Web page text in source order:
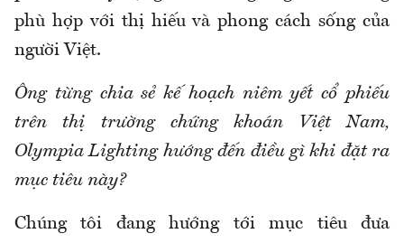
phù hợp với thị hiếu và phong cách sống của
người Việt.
Ông từng chia sẻ kế hoạch niêm yết cổ phiếu
trên thị trường chứng khoán Việt Nam,
Olympia Lighting hướng đến điều gì khi đặt ra
mục tiêu này?
Chúng tôi đang hướng tới mục tiêu đưa